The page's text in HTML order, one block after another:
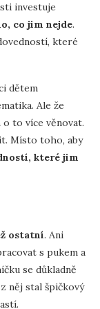
investuje
co jim nejde.
které
dětem
Ale že
o to více věnovat.
Místo toho, aby
které jim
ostatní. Ani
s pukem a
se důkladně
něj stal špičkový